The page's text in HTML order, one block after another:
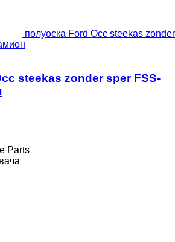
полуоска Ford Occ steekas zonder
steekas zonder sper FSS-
Parts